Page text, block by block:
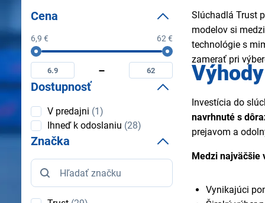
Slúchadlá Trust
modelov si
technológie s
zamerať pri
Investícia do
navrhnuté s
prejavom a
Medzi najväčšie
Vynikajúci
Cena
6,9 € 62 €
Cena
Minimální
cena
Maximální
cena
Dostupnosť
Dostupnosť
V predajni (1)
Ihneď k odoslaniu (28)
Značka
Značka